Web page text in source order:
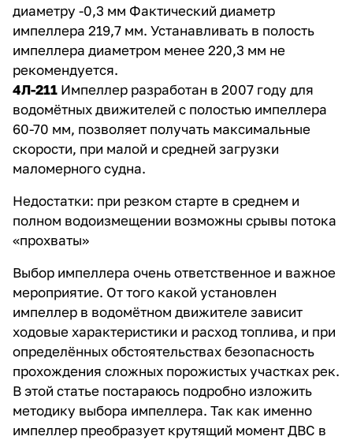
диаметру -0,3 мм Фактический диаметр
импеллера 219,7 мм. Устанавливать в полость
импеллера диаметром менее 220,3 мм не
рекомендуется.
4Л-211 Импеллер разработан в 2007 году для
водомётных движителей с полостью импеллера
60-70 мм, позволяет получать максимальные
скорости, при малой и средней загрузки
маломерного судна.
Недостатки: при резком старте в среднем и
полном водоизмещении возможны срывы потока
«прохваты»
Выбор импеллера очень ответственное и важное
мероприятие. От того какой установлен
импеллер в водомётном движителе зависит
ходовые характеристики и расход топлива, и при
определённых обстоятельствах безопасность
прохождения сложных порожистых участках рек.
В этой статье постараюсь подробно изложить
методику выбора импеллера. Так как именно
импеллер преобразует крутящий момент ДВС в